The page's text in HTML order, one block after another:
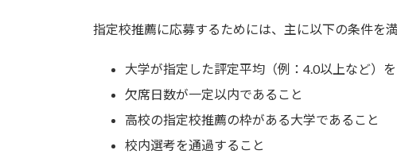
指定校推薦に応募するためには、主に以下の条件を
大学が指定した評定平均（例：4.0以上など）
欠席日数が一定以内であること
高校の指定校推薦の枠がある大学であること
校内選考を通過すること